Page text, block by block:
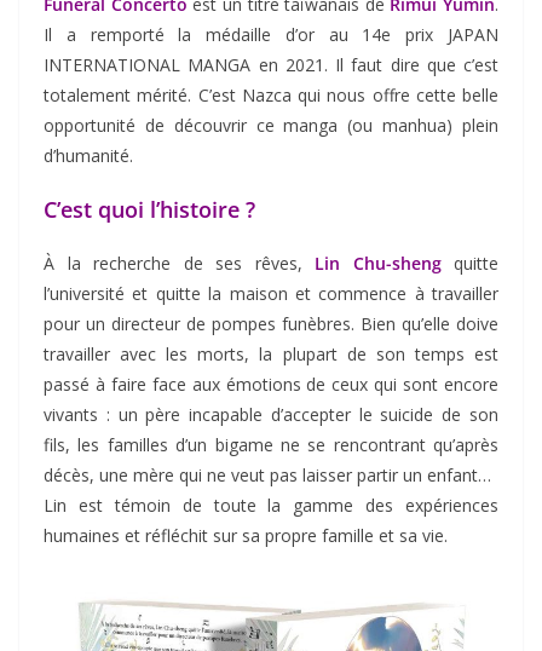
Funeral Concerto est un titre taïwanais de Rimui Yumin.
Il a remporté la médaille d’or au 14e prix JAPAN
INTERNATIONAL MANGA en 2021. Il faut dire que c’est
totalement mérité. C’est Nazca qui nous offre cette belle
opportunité de découvrir ce manga (ou manhua) plein
d’humanité.
C’est quoi l’histoire ?
À la recherche de ses rêves, Lin Chu-shengquitte
l’université et quitte la maison et commence à travailler
pour un directeur de pompes funèbres. Bien qu’elle doive
travailler avec les morts, la plupart de son temps est
passé à faire face aux émotions de ceux qui sont encore
vivants : un père incapable d’accepter le suicide de son
fils, les familles d’un bigame ne se rencontrant qu’après
décès, une mère qui ne veut pas laisser partir un enfant…
Lin est témoin de toute la gamme des expériences
humaines et réfléchit sur sa propre famille et sa vie.